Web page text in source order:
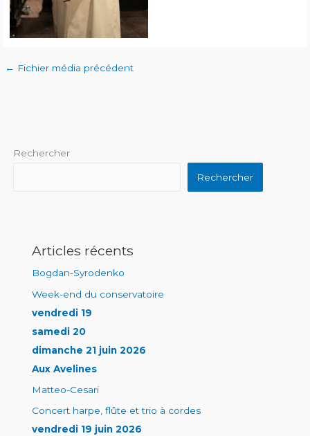
← Fichier média précédent
Rechercher
Rechercher
Articles récents
Bogdan-Syrodenko
Week-end du conservatoire
vendredi 19
samedi 20
dimanche 21 juin 2026
Aux Avelines
Matteo-Cesari
Concert harpe, flûte et trio à cordes
vendredi 19 juin 2026